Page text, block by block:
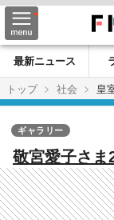
最新ニュース
トップ
社会 皇
敬宮愛子さ
慰霊の旅…保
実の日々
ギャラリー